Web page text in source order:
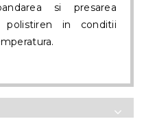
si presarea
polistiren in conditii